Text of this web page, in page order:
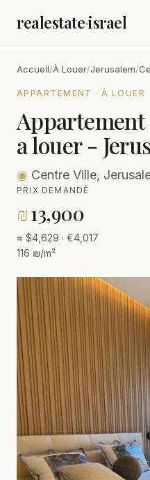
realestate·israel
Accueil/À Louer/Jerusalem/
APPARTEMENT · À LOUER
a louer -
◉ Centre Ville,
PRIX DEMANDÉ
₪13,900
≈ $4,629 · €4,017
116 ₪/m²